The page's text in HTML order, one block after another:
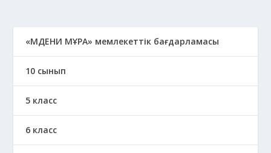
«МӘДЕНИ МҰРА» мемлекеттік бағдарламасы
10 сынып
5 класс
6 класс